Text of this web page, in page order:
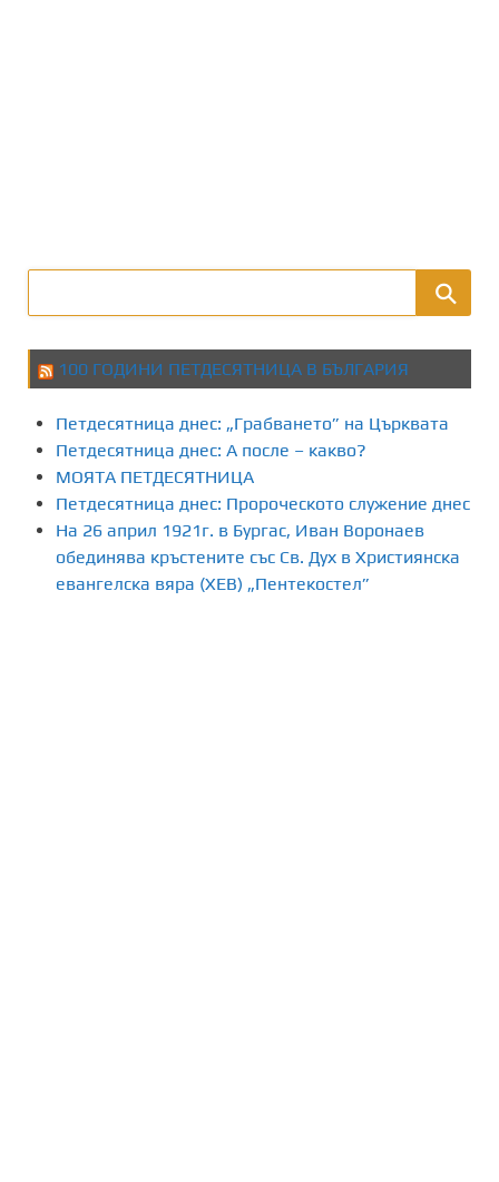
100 ГОДИНИ ПЕТДЕСЯТНИЦА В БЪЛГАРИЯ
Петдесятница днес: „Грабването” на Църквата
Петдесятница днес: А после – какво?
МОЯТА ПЕТДЕСЯТНИЦА
Петдесятница днес: Пророческото служение днес
На 26 април 1921г. в Бургас, Иван Воронаев
обединява кръстените със Св. Дух в Християнска
евангелска вяра (ХЕВ) „Пентекостел”